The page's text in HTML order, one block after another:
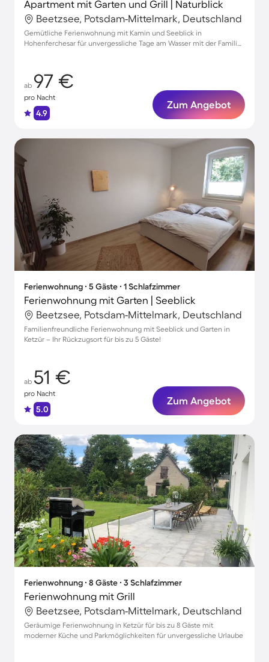
Apartment mit Garten und Grill | Naturblick
Beetzsee, Potsdam-Mittelmark, Deutschland
Gemütliche Ferienwohnung mit Kamin und Seeblick in
Hohenferchesar für unvergessliche Tage am Wasser mit der Familie
ab 97 €
pro Nacht
4.9
Zum Angebot
Ferienwohnung ∙ 5 Gäste ∙ 1 Schlafzimmer
Ferienwohnung mit Garten | Seeblick
Beetzsee, Potsdam-Mittelmark, Deutschland
Familienfreundliche Ferienwohnung mit Seeblick und Garten in
Ketzür – Ihr Rückzugsort für bis zu 5 Gäste!
ab 51 €
pro Nacht
5.0
Zum Angebot
Ferienwohnung ∙ 8 Gäste ∙ 3 Schlafzimmer
Ferienwohnung mit Grill
Beetzsee, Potsdam-Mittelmark, Deutschland
Geräumige Ferienwohnung in Ketzür für bis zu 8 Gäste mit
moderner Küche und Parkmöglichkeiten für unvergessliche Urlaube